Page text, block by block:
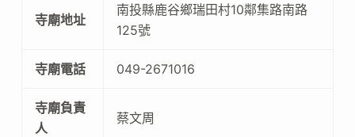
寺廟地址
南投縣鹿谷鄉瑞田村10鄰集路南路
125號
寺廟電話 049-2671016
寺廟負責
人
蔡文周